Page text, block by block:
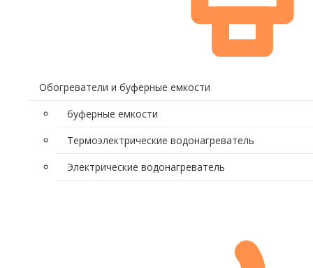
Обогреватели и буферные емкости
буферные емкости
Термоэлектрические водонагреватель
Электрические водонагреватель